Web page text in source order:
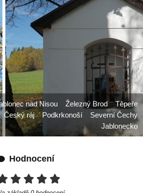
Hodnocení
nad Nisou Železný Brod
Těpeře
Český ráj Podkrkonoší
Severní Čechy
Jablonecko